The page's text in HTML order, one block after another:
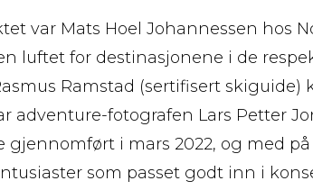
var Mats Hoel Johannessen hos
luftet for destinasjonene i de
Ramstad (sertifisert skiguide)
adventure-fotografen Lars Petter
gjennomført i mars 2022, og med
som passet godt inn i